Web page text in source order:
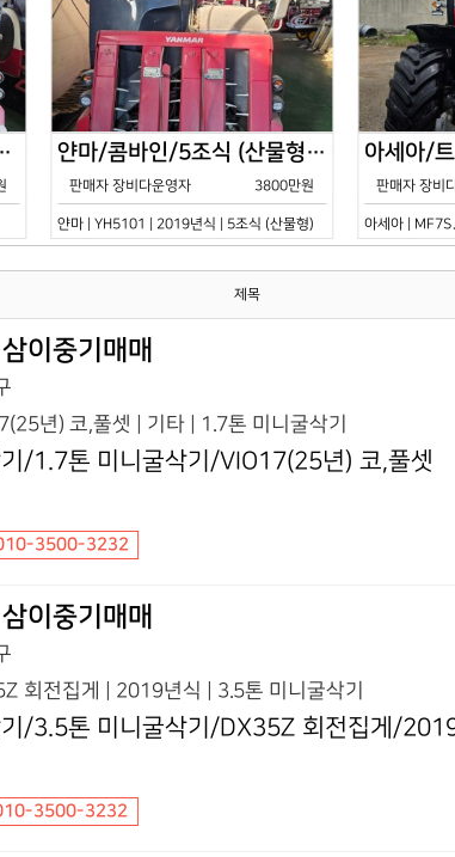
2021년식 얀마/콤바인/5조식 (산물형)/YH5101/2019년식
판매자 장비다운영자 3800만원
얀마 | YH5101 | 2019년식 | 5조식 (산물형)
판매자 장비
아세아 |
제목
이중기매매
년) 코,풀셋 | 기타 | 1.7톤 미니굴삭기
/1.7톤 미니굴삭기/VIO17(25년) 코,풀셋
3500-3232
이중기매매
회전집게 | 2019년식 | 3.5톤 미니굴삭기
/3.5톤 미니굴삭기/DX35Z 회전집게/
3500-3232